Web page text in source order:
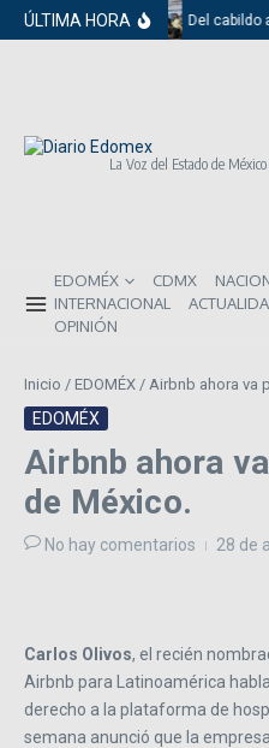
Saltar al contenido
ÚLTIMA HORA Del cabildo
La Voz del Estado de México
EDOMÉX CDMX
INTERNACIONAL
OPINIÓN
Inicio / EDOMÉX / Airbnb ahora va
EDOMÉX
Airbnb ahora
de México.
No hay comentarios 28 de
Carlos Olivos, el recién
Airbnb para Latinoamérica
derecho a la plataforma de
semana anunció que la